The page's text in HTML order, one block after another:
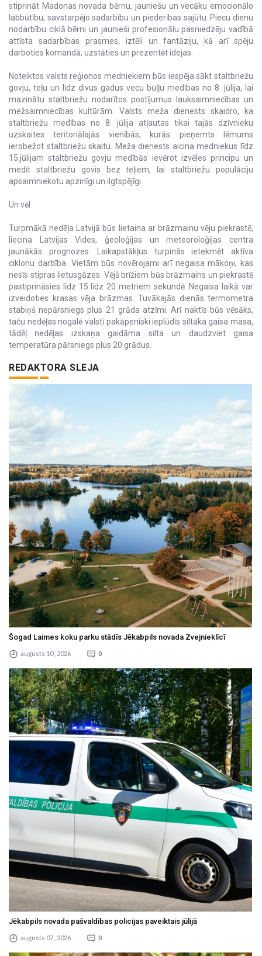
stiprināt Madonas novada bērnu, jauniešu un vecāku emocionālo
labbūtību, savstarpējo sadarbību un piederības sajūtu. Piecu dienu
nodarbību ciklā bērni un jaunieši profesionālu pasniedzēju vadībā
attīsta sadarbības prasmes, iztēli un fantāziju, kā arī spēju
darboties komandā, uzstāties un prezentēt idejas.
Noteiktos valsts reģionos medniekiem būs iespēja sākt staltbriežu
govju, teļu un līdz divus gadus vecu buļļu medības no 8. jūlija, lai
mazinātu staltbriežu nodarītos postījumus lauksaimniecības un
mežsaimniecības kultūrām. Valsts meža dienests skaidro, ka
staltbriežu medības no 8. jūlija atļautas tikai tajās dzīvnieku
uzskaites teritoriālajās vienībās, kurās pieņemts lēmums
ierobežot staltbriežu skaitu. Meža dienests aicina medniekus līdz
15.jūlijam staltbriežu govju medībās ievērot izvēles principu un
medīt staltbriežu govis bez teļiem, lai staltbriežu populāciju
apsaimniekotu apzinīgi un ilgtspējīgi.
Un vēl
Turpmākā nedēļa Latvijā būs lietaina ar brāzmainu vēju piekrastē,
liecina Latvijas Vides, ģeoloģijas un meteoroloģijas centra
jaunākās prognozes. Laikapstākļus turpinās ietekmēt aktīva
ciklonu darbība. Vietām būs novērojami arī negaisa mākoņi, kas
nesīs stipras lietusgāzes. Vējš brīžiem būs brāzmains un piekrastē
pastiprināsies līdz 15 līdz 20 metriem sekundē. Negaisa laikā var
izveidoties krasas vēja brāzmas. Tuvākajās dienās termometra
stabiņš nepārsniegs plus 21 grāda atzīmi. Arī naktīs būs vēsāks,
taču nedēļas nogalē valstī pakāpeniski ieplūdīs siltāka gaisa masa,
tādēļ nedēļas izskaņa gaidāma silta un daudzviet gaisa
temperatūra pārsniegs plus 20 grādus.
REDAKTORA SLEJA
Šogad Laimes koku parku stādīs Jēkabpils novada Zvejnieklīcī
augusts 10 , 2026 0
Jēkabpils novada pašvaldības policijas paveiktais jūlijā
augusts 07 , 2026 0